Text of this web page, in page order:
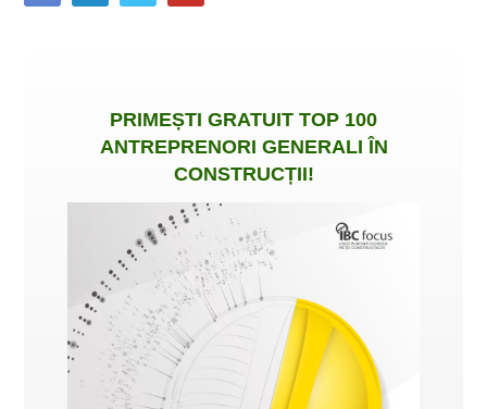
PRIMEȘTI GRATUIT TOP 100
ANTREPRENORI GENERALI ÎN
CONSTRUCȚII!